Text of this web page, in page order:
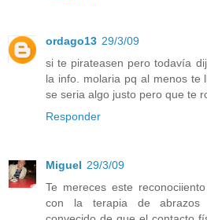
ordago13 29/3/09
si te pirateasen pero todavía
la info. molaria pq al menos te
se seria algo justo pero que te
Responder
Miguel 29/3/09
Te mereces este
con la terapia de abrazos